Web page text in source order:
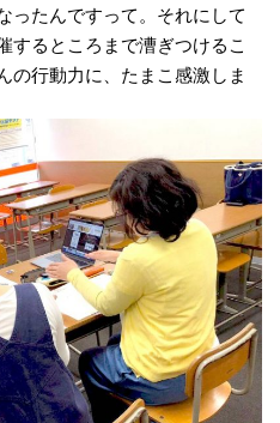
ったんですって。それにして
するところまで漕ぎつけるこ
の行動力に、たまこ感激しま